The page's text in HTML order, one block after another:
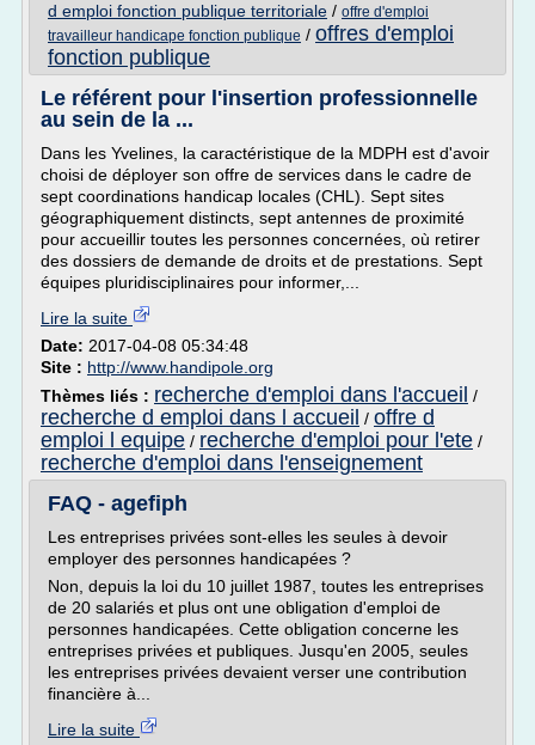
d emploi fonction publique territoriale / offre d'emploi
travailleur handicape fonction publique / offres d'emploi
fonction publique
Le référent pour l'insertion professionnelle
au sein de la ...
Dans les Yvelines, la caractéristique de la MDPH est d'avoir
choisi de déployer son offre de services dans le cadre de
sept coordinations handicap locales (CHL). Sept sites
géographiquement distincts, sept antennes de proximité
pour accueillir toutes les personnes concernées, où retirer
des dossiers de demande de droits et de prestations. Sept
équipes pluridisciplinaires pour informer,...
Lire la suite
Date: 2017-04-08 05:34:48
Site : http://www.handipole.org
Thèmes liés : recherche d'emploi dans l'accueil /
recherche d emploi dans l accueil / offre d
emploi l equipe / recherche d'emploi pour l'ete /
recherche d'emploi dans l'enseignement
FAQ - agefiph
Les entreprises privées sont-elles les seules à devoir
employer des personnes handicapées ?
Non, depuis la loi du 10 juillet 1987, toutes les entreprises
de 20 salariés et plus ont une obligation d'emploi de
personnes handicapées. Cette obligation concerne les
entreprises privées et publiques. Jusqu'en 2005, seules
les entreprises privées devaient verser une contribution
financière à...
Lire la suite